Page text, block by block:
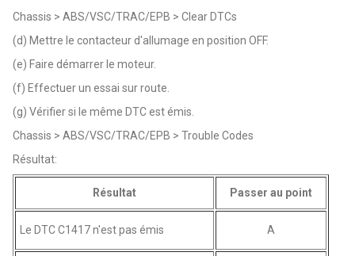
Chassis > ABS/VSC/TRAC/EPB > Clear DTCs
(d) Mettre le contacteur d'allumage en position OFF.
(e) Faire démarrer le moteur.
(f) Effectuer un essai sur route.
(g) Vérifier si le même DTC est émis.
Chassis > ABS/VSC/TRAC/EPB > Trouble Codes
Résultat:
Résultat Passer au point
Le DTC C1417 n'est pas émis A